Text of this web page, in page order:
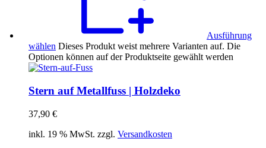
Ausführung
wählen Dieses Produkt weist mehrere Varianten auf. Die
Optionen können auf der Produktseite gewählt werden
Stern auf Metallfuss | Holzdeko
37,90 €
inkl. 19 % MwSt. zzgl. Versandkosten